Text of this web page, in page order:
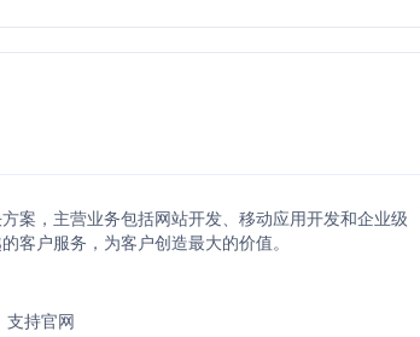
案，主营业务包括网站开发、移动应用开发和企业级
客户服务，为客户创造最大的价值。
支持官网